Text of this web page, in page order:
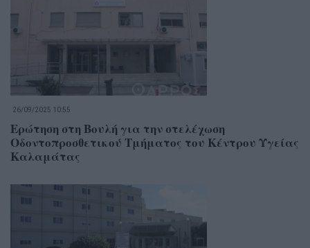
26/09/2025 10:55
Ερώτηση στη Βουλή για την στελέχωση
Οδοντοπροσθετικού Τμήματος του Κέντρου Υγείας
Καλαμάτας